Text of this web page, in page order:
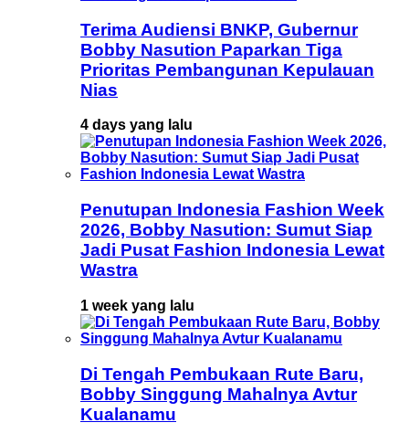
Terima Audiensi BNKP, Gubernur
Bobby Nasution Paparkan Tiga
Prioritas Pembangunan Kepulauan
Nias
4 days yang lalu
Penutupan Indonesia Fashion Week
2026, Bobby Nasution: Sumut Siap
Jadi Pusat Fashion Indonesia Lewat
Wastra
1 week yang lalu
Di Tengah Pembukaan Rute Baru,
Bobby Singgung Mahalnya Avtur
Kualanamu